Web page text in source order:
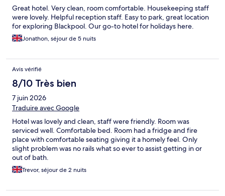
Great hotel. Very clean, room comfortable. Housekeeping staff
were lovely. Helpful reception staff. Easy to park, great location
for exploring Blackpool. Our go-to hotel for holidays here.
Jonathon, séjour de 5 nuits
Avis vérifié
8/10 Très bien
7 juin 2026
Traduire avec Google
Hotel was lovely and clean, staff were friendly. Room was
serviced well. Comfortable bed. Room had a fridge and fire
place with comfortable seating giving it a homely feel. Only
slight problem was no rails what so ever to assist getting in or
out of bath.
Trevor, séjour de 2 nuits